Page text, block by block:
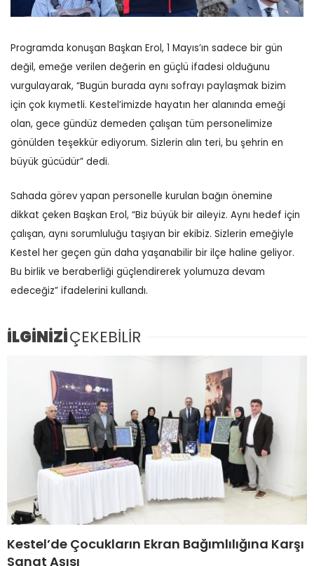
Programda konuşan Başkan Erol, 1 Mayıs’ın sadece bir gün
değil, emeğe verilen değerin en güçlü ifadesi olduğunu
vurgulayarak, “Bugün burada aynı sofrayı paylaşmak bizim
için çok kıymetli. Kestel’imizde hayatın her alanında emeği
olan, gece gündüz demeden çalışan tüm personelimize
gönülden teşekkür ediyorum. Sizlerin alın teri, bu şehrin en
büyük gücüdür” dedi.
Sahada görev yapan personelle kurulan bağın önemine
dikkat çeken Başkan Erol, “Biz büyük bir aileyiz. Aynı hedef için
çalışan, aynı sorumluluğu taşıyan bir ekibiz. Sizlerin emeğiyle
Kestel her geçen gün daha yaşanabilir bir ilçe haline geliyor.
Bu birlik ve beraberliği güçlendirerek yolumuza devam
edeceğiz” ifadelerini kullandı.
İLGİNİZİÇEKEBİLİR
Kestel’de Çocukların Ekran Bağımlılığına Karşı
Sanat Aşısı